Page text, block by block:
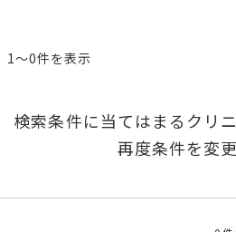
1〜0件を表示
検索条件に当てはまるクリ
再度条件を変